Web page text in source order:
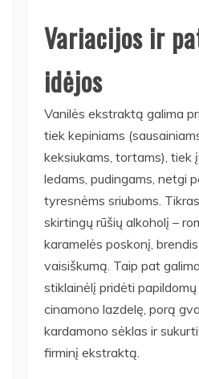
Variacijos ir
idėjos
Vanilės ekstraktą galima
tiek kepiniams
keksiukams, tortams), tiek
ledams, pudingams, netgi
tyresnėms sriuboms.
skirtingų rūšių alkoholį –
karamelės poskonį,
vaisiškumą. Taip pat
stiklainėlį pridėti papildomų
cinamono lazdelę, porą
kardamono sėklas ir
firminį ekstraktą.